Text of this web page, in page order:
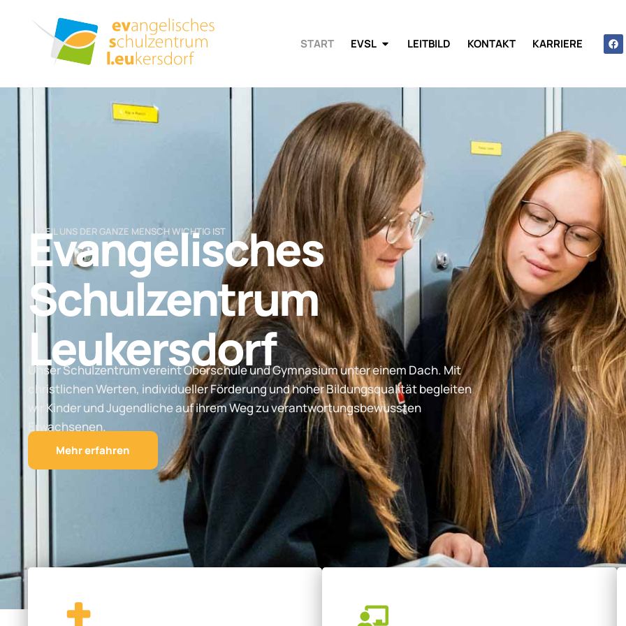
START EVSL LEITBILD KONTAKT KARRIERE
… WEIL UNS DER GANZE MENSCH WICHTIG IST
Evangelisches
Schulzentrum
Leukersdorf
Unser Schulzentrum vereint Oberschule und Gymnasium unter einem Dach. Mit
christlichen Werten, individueller Förderung und hoher Bildungsqualität begleiten
wir Kinder und Jugendliche auf ihrem Weg zu verantwortungsbewussten
Erwachsenen.
Mehr erfahren